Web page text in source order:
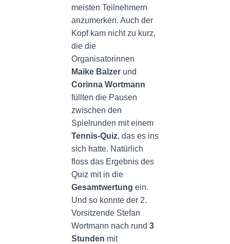
meisten Teilnehmern
anzumerken. Auch der
Kopf kam nicht zu kurz,
die die
Organisatorinnen
Maike Balzer und
Corinna Wortmann
füllten die Pausen
zwischen den
Spielrunden mit einem
Tennis-Quiz, das es ins
sich hatte. Natürlich
floss das Ergebnis des
Quiz mit in die
Gesamtwertung ein.
Und so konnte der 2.
Vorsitzende Stefan
Wortmann nach rund 3
Stunden mit